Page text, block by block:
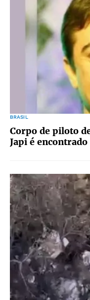
BRASIL
Corpo de piloto
Japi é encontrado